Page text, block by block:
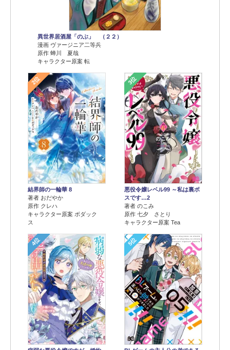
異世界居酒屋「のぶ」 （２２）
漫画 ヴァージニア二等兵
原作 蝉川 夏哉
キャラクター原案 転
2位
結界師の一輪華 8
著者 おだやか
原作 クレハ
キャラクター原案 ボダック
ス
3位
悪役令嬢レベル99 ～私は裏ボ
スです…2
著者 のこみ
原作 七夕 さとり
キャラクター原案 Tea
4位 5位